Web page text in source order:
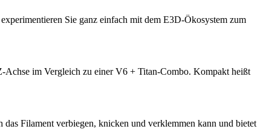
Sie ganz einfach mit dem E3D-Ökosystem zum
im Vergleich zu einer V6 + Titan-Combo. Kompakt heißt
Filament verbiegen, knicken und verklemmen kann und bietet